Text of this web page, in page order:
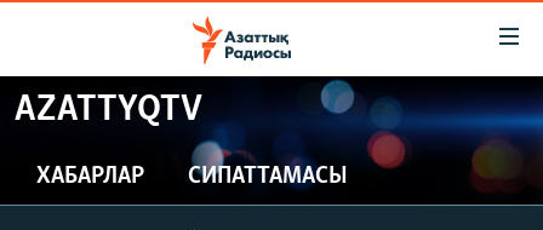
Skip
to
content
ЖАҢАЛЫҚТАР
САЯСАТ
AZATTYQTV
ХАБАРЛАР СИПАТТАМАСЫ